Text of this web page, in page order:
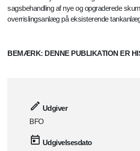
sagsbehandling af nye og opgraderede
overrislingsanlæg på eksisterende
BEMÆRK: DENNE PUBLIKATION ER
Udgiver
BFO
Udgivelsesdato